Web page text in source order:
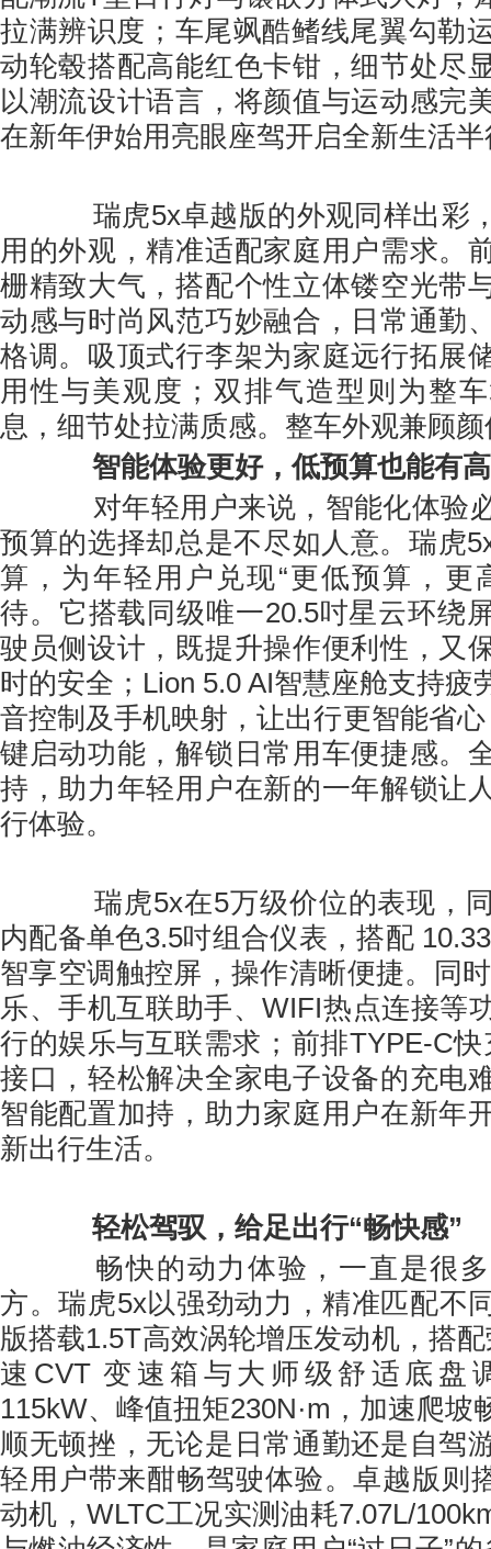
拉满辨识度；车尾飒酷鳍线尾翼勾勒
动轮毂搭配高能红色卡钳，细节处尽
以潮流设计语言，将颜值与运动感完
在新年伊始用亮眼座驾开启全新生活半
瑞虎5x卓越版的外观同样出彩
用的外观，精准适配家庭用户需求。
栅精致大气，搭配个性立体镂空光带
动感与时尚风范巧妙融合，日常通勤
格调。吸顶式行李架为家庭远行拓展
用性与美观度；双排气造型则为整
息，细节处拉满质感。整车外观兼顾
智能体验更好，低预算也能有
对年轻用户来说，智能化体验
预算的选择却总是不尽如人意。瑞虎
算，为年轻用户兑现“更低预算，更
待。它搭载同级唯一20.5吋星云环绕
驶员侧设计，既提升操作便利性，又
时的安全；Lion 5.0 AI智慧座舱支持疲
音控制及手机映射，让出行更智能省
键启动功能，解锁日常用车便捷感。
持，助力年轻用户在新的一年解锁让
行体验。
瑞虎5x在5万级价位的表现，同
内配备单色3.5吋组合仪表，搭配
智享空调触控屏，操作清晰便捷。同
乐、手机互联助手、WIFI热点连接等
行的娱乐与互联需求；前排TYPE-C
接口，轻松解决全家电子设备的充电
智能配置加持，助力家庭用户在新年
新出行生活。
轻松驾驭，给足出行“畅快感”
畅快的动力体验，一直是很多
方。瑞虎5x以强劲动力，精准匹配不
版搭载1.5T高效涡轮增压发动机，搭
速CVT 变速箱与大师级舒适底盘
115kW、峰值扭矩230N·m，加速爬坡
顺无顿挫，无论是日常通勤还是自驾
轻用户带来酣畅驾驶体验。卓越版则
动机，WLTC工况实测油耗7.07L/